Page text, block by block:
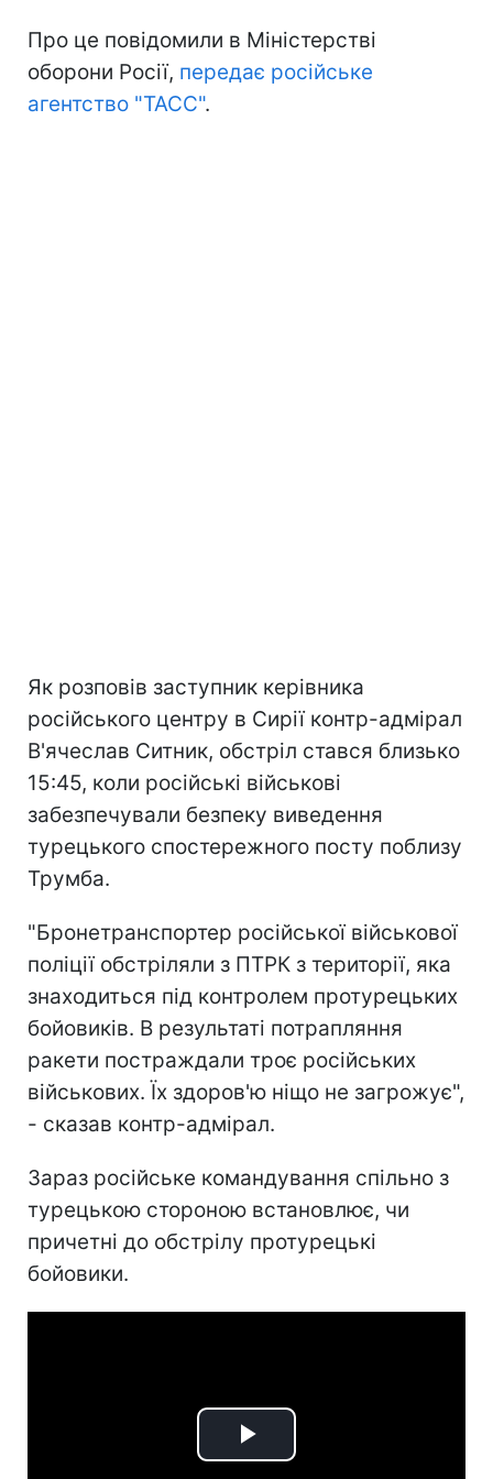
Про це повідомили в Міністерстві
оборони Росії, передає російське
агентство "ТАСС".
Як розповів заступник керівника
російського центру в Сирії контр-адмірал
В'ячеслав Ситник, обстріл стався близько
15:45, коли російські військові
забезпечували безпеку виведення
турецького спостережного посту поблизу
Трумба.
"Бронетранспортер російської військової
поліції обстріляли з ПТРК з території, яка
знаходиться під контролем протурецьких
бойовиків. В результаті потрапляння
ракети постраждали троє російських
військових. Їх здоров'ю ніщо не загрожує",
- сказав контр-адмірал.
Зараз російське командування спільно з
турецькою стороною встановлює, чи
причетні до обстрілу протурецькі
бойовики.
Play